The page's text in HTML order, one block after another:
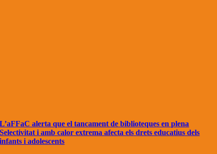
L’aFFaC alerta que el tancament de biblioteques en plena
Selectivitat i amb calor extrema afecta els drets educatius dels
infants i adolescents